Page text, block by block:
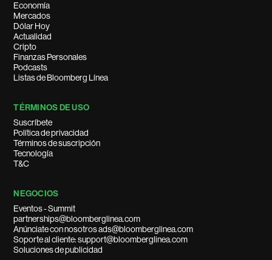
Economía
Mercados
Dólar Hoy
Actualidad
Cripto
Finanzas Personales
Podcasts
Listas de Bloomberg Línea
TÉRMINOS DE USO
Suscríbete
Política de privacidad
Términos de suscripción
Tecnología
T&C
NEGOCIOS
Eventos - Summit
partnerships@bloomberglinea.com
Anúnciate con nosotros ads@bloomberglinea.com
Soporte al cliente: support@bloomberglinea.com
Soluciones de publicidad